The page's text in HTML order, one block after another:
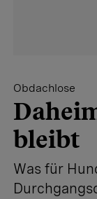
Obdachlose
bleibt
Was für